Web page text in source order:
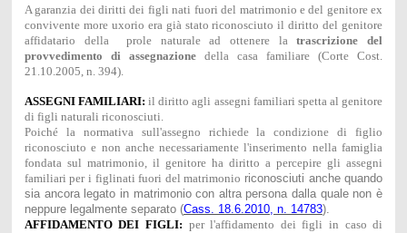
A garanzia dei diritti dei figli nati fuori del matrimonio e del genitore ex
convivente more uxorio era già stato riconosciuto il diritto del genitore
affidatario della prole naturale ad ottenere latrascrizione del
provvedimento di assegnazionedella casa familiare (Corte Cost.
21.10.2005, n. 394).
ASSEGNI FAMILIARI: il diritto agli assegni familiari spetta al genitore
di figli naturali riconosciuti.
Poiché la normativa sull'assegno richiede la condizione di figlio
riconosciuto e non anche necessariamente l'inserimento nella famiglia
fondata sul matrimonio, il genitore ha diritto a percepire gli assegni
familiari per i figlinati fuori del matrimonio riconosciuti anche quando
sia ancora legato in matrimonio con altra persona dalla quale non è
neppure legalmente separato (Cass. 18.6.2010, n. 14783).
AFFIDAMENTO DEI FIGLI: per l'affidamento dei figli in caso di